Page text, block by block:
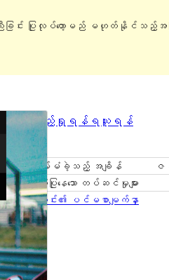
င်း ပြုလုပ်တော့မည် မဟုတ်နိုင်သည့်အပ
အစမ်းကြည့်ရှုရန် ရယူရန်
ဗားရှင်း
နောက်ဆုံး မွမ်းမံခဲ့သည့် အချိန်
ဇ
လက်ရှိအသုံးပြုနေသော တပ်ဆင်မှုများ
ခင်းအကျင်း၏ ပင်မစာမျက်နှာ